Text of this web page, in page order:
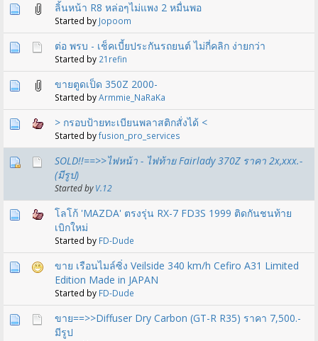
ลิ้นหน้า R8 หล่อๆไม่แพง 2 หมื่นพอ
Started by Jopoom
ต่อ พรบ - เช็คเบี้ยประกันรถยนต์ ไม่กี่คลิก ง่ายกว่า
Started by 21refin
ขายตูดเป็ด 350Z 2000-
Started byArmmie_NaRaKa
> กรอบป้ายทะเบียนพลาสติกสั่งได้ <
Started byfusion_pro_services
SOLD!!==>>ไฟหน้า - ไฟท้าย Fairlady 370Z ราคา 2x,xxx.-
(มีรูป)
Started byV.12
โลโก้ 'MAZDA' ตรงรุ่น RX-7 FD3S 1999 ติดกันชนท้าย
เบิกใหม่
Started by FD-Dude
ขาย เรือนไมล์ซิ่ง Veilside 340 km/h Cefiro A31 Limited
Edition Made in JAPAN
Started by FD-Dude
ขาย==>>Diffuser Dry Carbon (GT-R R35) ราคา 7,500.-
มีรูป